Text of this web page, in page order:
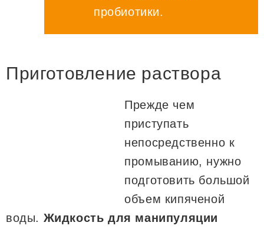
пробиотики.
Приготовление раствора
Прежде чем
приступать
непосредственно к
промыванию, нужно
подготовить большой
объем кипяченой
воды. Жидкость для манипуляции